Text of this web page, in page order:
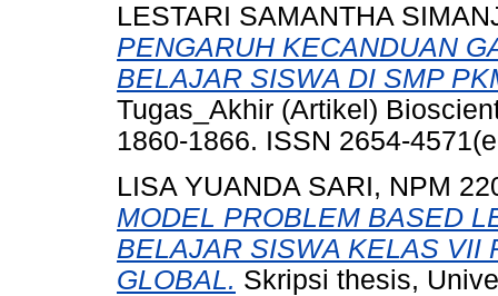
LESTARI SAMANTHA
PENGARUH KECANDUAN
BELAJAR SISWA DI SMP
Tugas_Akhir (Artikel)
1860-1866. ISSN 2654-
LISA YUANDA SARI, NPM
MODEL PROBLEM BASED
BELAJAR SISWA KELAS VII
GLOBAL. Skripsi thesis,